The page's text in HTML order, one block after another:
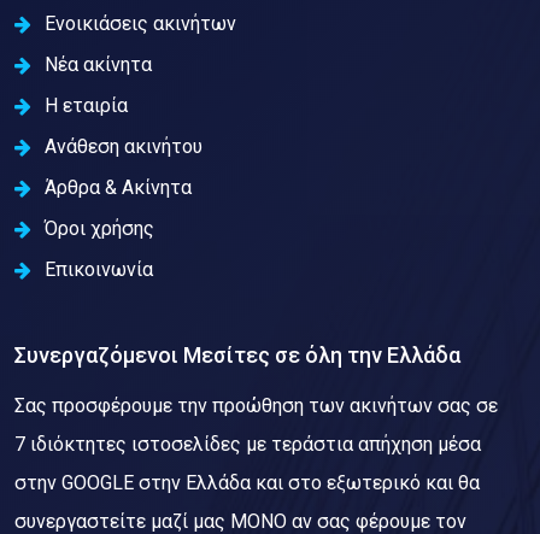
Ενοικιάσεις ακινήτων
Νέα ακίνητα
Η εταιρία
Ανάθεση ακινήτου
Άρθρα & Ακίνητα
Όροι χρήσης
Επικοινωνία
Συνεργαζόμενοι Μεσίτες σε όλη την Ελλάδα
Σας προσφέρουμε την προώθηση των ακινήτων σας σε
7 ιδιόκτητες ιστοσελίδες με τεράστια απήχηση μέσα
στην GOOGLE στην Ελλάδα και στο εξωτερικό και θα
συνεργαστείτε μαζί μας ΜΟΝΟ αν σας φέρουμε τον